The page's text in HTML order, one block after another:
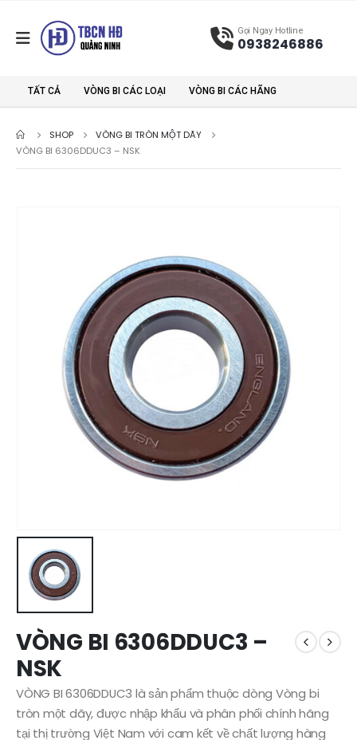
Gọi Ngay Hotline
0938246886
TẤT CẢ VÒNG BI CÁC LOẠI VÒNG BI CÁC HÃNG
SHOP
VÒNG BI TRÒN MỘT DÃY
VÒNG BI 6306DDUC3 – NSK
VÒNG BI 6306DDUC3 –
NSK
VÒNG BI 6306DDUC3 là sản phẩm thuộc dòng Vòng bi
tròn một dãy, được nhập khẩu và phân phối chính hãng
tại thị trường Việt Nam với cam kết về chất lượng hàng